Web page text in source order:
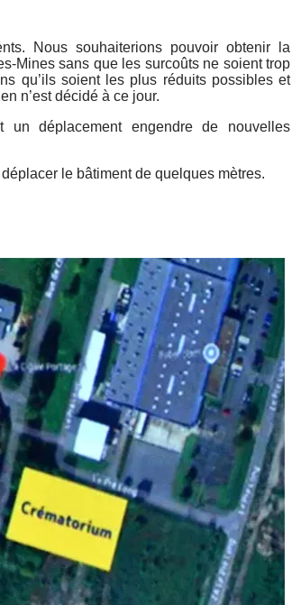
Nous souhaiterions pouvoir obtenir la
Mines sans que les surcoûts ne soient trop
qu’ils soient les plus réduits possibles et
n’est décidé à ce jour.
un déplacement engendre de nouvelles
le bâtiment de quelques mètres.